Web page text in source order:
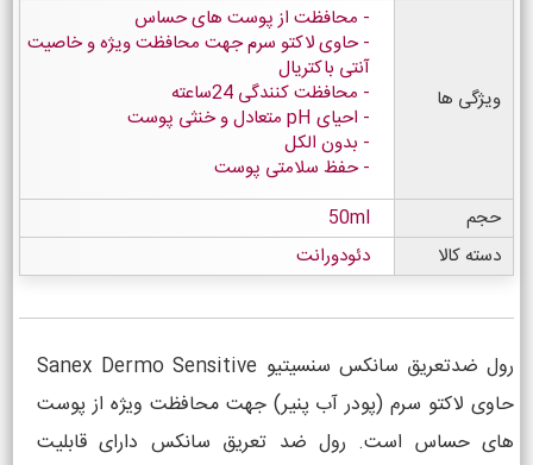
ویژگی ها
محافظت از پوست های حساس
حاوی لاکتو سرم جهت محافظت ویژه و خاصیت
آنتی باکتریال
محافظت کنندگی 24ساعته
احیای pH متعادل و خنثی پوست
بدون الکل
حفظ سلامتی پوست
حجم
50ml
دسته کالا
دئودورانت
رول ضدتعریق سانکس سنسیتیو Sanex Dermo Sensitive
حاوی لاکتو سرم (پودر آب پنیر) جهت محافظت ویژه از پوست
های حساس است. رول ضد تعریق سانکس دارای قابلیت